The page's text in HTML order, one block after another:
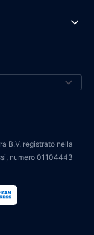
B.V. registrato nella
numero 01104443